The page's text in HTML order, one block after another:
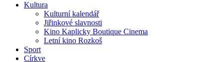
Kultura
Kulturní kalendář
Jiřinkové slavnosti
Kino Kaplicky Boutique Cinema
Letní kino Rozkoš
Sport
Církve